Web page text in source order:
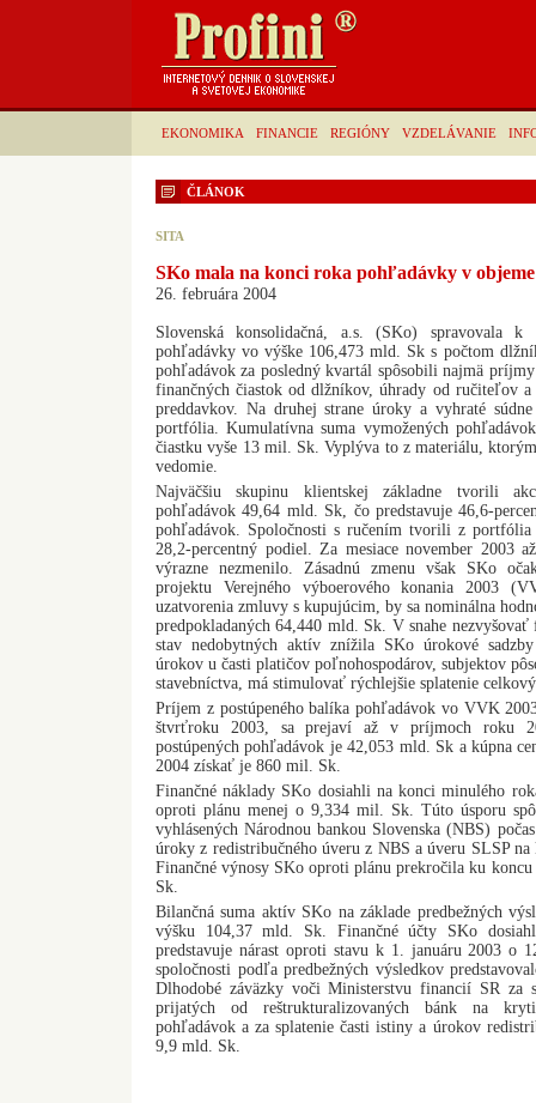
EKONOMIKA FINANCIE REGIÓNY VZDELÁVANIE
ČLÁNOK
SITA
SKo mala na konci roka pohľadávky v
26. februára 2004
Slovenská konsolidačná, a.s. (SKo) spravovala
pohľadávky vo výške 106,473 mld. Sk s počtom
pohľadávok za posledný kvartál spôsobili najmä
finančných čiastok od dlžníkov, úhrady od ručiteľov a
preddavkov. Na druhej strane úroky a vyhraté
portfólia. Kumulatívna suma vymožených
čiastku vyše 13 mil. Sk. Vyplýva to z materiálu,
vedomie.
Najväčšiu skupinu klientskej základne tvorili
pohľadávok 49,64 mld. Sk, čo predstavuje 46,6-
pohľadávok. Spoločnosti s ručením tvorili z
28,2-percentný podiel. Za mesiace november 2003
výrazne nezmenilo. Zásadnú zmenu však SKo
projektu Verejného výboerového konania 2003
uzatvorenia zmluvy s kupujúcim, by sa nominálna
predpokladaných 64,440 mld. Sk. V snahe
stav nedobytných aktív znížila SKo úrokové
úrokov u časti platičov poľnohospodárov, subjektov
stavebníctva, má stimulovať rýchlejšie splatenie
Príjem z postúpeného balíka pohľadávok vo VVK
štvrťroku 2003, sa prejaví až v príjmoch roku
postúpených pohľadávok je 42,053 mld. Sk a kúpna
2004 získať je 860 mil. Sk.
Finančné náklady SKo dosiahli na konci minulého
oproti plánu menej o 9,334 mil. Sk. Túto úsporu
vyhlásených Národnou bankou Slovenska (NBS)
úroky z redistribučného úveru z NBS a úveru SLSP
Finančné výnosy SKo oproti plánu prekročila ku
Sk.
Bilančná suma aktív SKo na základe predbežných
výšku 104,37 mld. Sk. Finančné účty SKo
predstavuje nárast oproti stavu k 1. januáru 2003 o
spoločnosti podľa predbežných výsledkov
Dlhodobé záväzky voči Ministerstvu financií SR za
prijatých od reštrukturalizovaných bánk na
pohľadávok a za splatenie časti istiny a úrokov
9,9 mld. Sk.